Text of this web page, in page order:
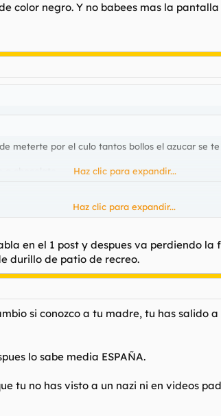
color negro. Y no babees mas la
meterte por el culo tantos bollos el azucar se
Haz clic para expandir...
Haz clic para expandir...
en el 1 post y despues va perdiendo
durillo de patio de recreo.
si conozco a tu madre, tu has salido
lo sabe media ESPAÑA.
tu no has visto a un nazi ni en videos